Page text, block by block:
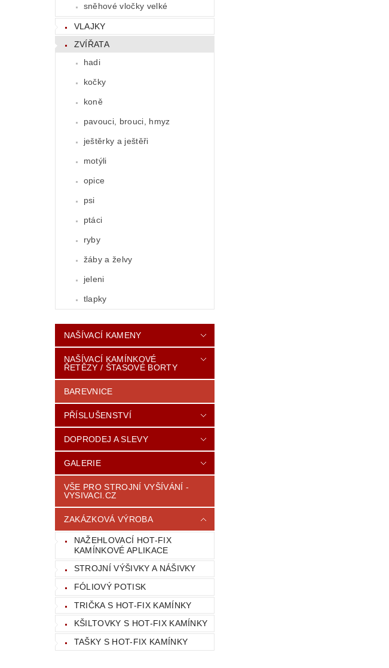
sněhové vločky velké
VLAJKY
ZVÍŘATA
hadi
kočky
koně
pavouci, brouci, hmyz
ještěrky a ještěři
motýli
opice
psi
ptáci
ryby
žáby a želvy
jeleni
tlapky
NAŠÍVACÍ KAMENY
NAŠÍVACÍ KAMÍNKOVÉ
ŘETĚZY / ŠTASOVÉ BORTY
BAREVNICE
PŘÍSLUŠENSTVÍ
DOPRODEJ A SLEVY
GALERIE
VŠE PRO STROJNÍ VYŠÍVÁNÍ -
VYSIVACI.CZ
ZAKÁZKOVÁ VÝROBA
NAŽEHLOVACÍ HOT-FIX
KAMÍNKOVÉ APLIKACE
STROJNÍ VÝŠIVKY A NÁŠIVKY
FÓLIOVÝ POTISK
TRIČKA S HOT-FIX KAMÍNKY
KŠILTOVKY S HOT-FIX KAMÍNKY
TAŠKY S HOT-FIX KAMÍNKY